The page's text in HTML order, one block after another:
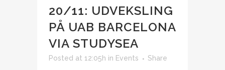
20/11: UDVEKSLING
PÅ UAB BARCELONA
VIA STUDYSEA
Posted at 12:05h in Events Share